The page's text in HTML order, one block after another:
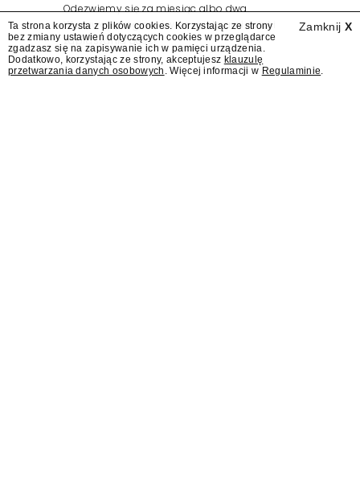
Odezwiemy się za miesiąc albo dwa.
Wydawcy programów są mistrzami sztuki
zapraszania gości.
Zamknij X
Ta strona korzysta z plików cookies. Korzystając ze strony
bez zmiany ustawień dotyczących cookies w przeglądarce
zgadzasz się na zapisywanie ich w pamięci urządzenia.
Dodatkowo, korzystając ze strony, akceptujesz klauzulę
przetwarzania danych osobowych . Więcej informacji w Regulaminie.